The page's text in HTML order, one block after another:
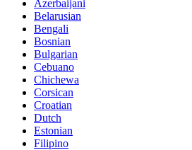
Azerbaijani
Belarusian
Bengali
Bosnian
Bulgarian
Cebuano
Chichewa
Corsican
Croatian
Dutch
Estonian
Filipino